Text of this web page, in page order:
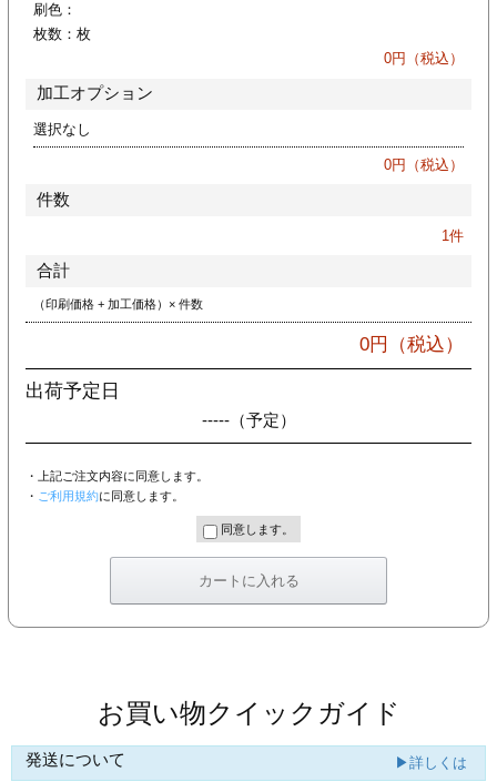
刷色：
枚数： 枚
0円（税込）
加工オプション
選択なし
0円（税込）
件数
1件
合計
（印刷価格 + 加工価格）× 件数
0円（税込）
出荷予定日
-----（予定）
・上記ご注文内容に同意します。
・ ご利用規約に同意します。
同意します。
お買い物クイックガイド
発送について ▶詳しくは